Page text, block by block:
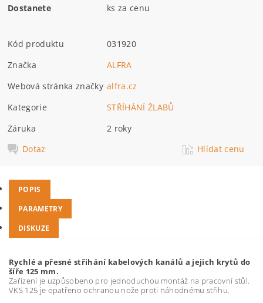
Dostanete ks za cenu
Kód produktu
031920
Značka
ALFRA
Webová stránka značky alfra.cz
Kategorie
STŘÍHÁNÍ ŽLABŮ
Záruka
2 roky
Dotaz
Hlídat cenu
POPIS
PARAMETRY
DISKUZE
Rychlé a přesné střihání kabelových kanálů a jejich krytů do
šíře 125 mm.
Zařízení je uzpůsobeno pro jednoduchou montáž na pracovní stůl.
VKS 125 je opatřeno ochranou nože proti náhodnému střihu.